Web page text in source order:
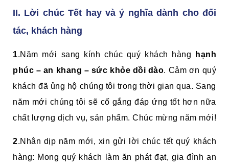
II. Lời chúc Tết hay và ý nghĩa dành cho đối
tác, khách hàng
1.Năm mới sang kính chúc quý khách hàng
hạnh
phúc – an khang – sức khỏe dồi dào. Cảm ơn quý
khách đã ủng hộ chúng tôi trong thời gian qua. Sang
năm mới chúng tôi sẽ cố gắng đáp ứng tốt hơn nữa
chất lượng dịch vụ, sản phẩm. Chúc mừng năm mới!
2.Nhân dịp năm mới, xin gửi lời chúc tết quý khách
hàng: Mong quý khách làm ăn phát đạt, gia đình an